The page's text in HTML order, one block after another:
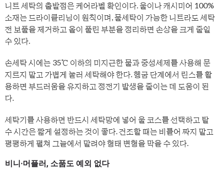
니트 세탁의 출발점은 케어라벨 확인이다. 울이나 캐시미어 100%
소재는 드라이클리닝이 원칙이며, 물세탁이 가능한 니트라도 세탁
전 보풀을 제거하고 올이 풀린 부분을 정리하면 손상을 크게 줄일
수 있다.
손세탁 시에는 35℃ 이하의 미지근한 물과 중성세제를 사용해 문
지르지 말고 가볍게 눌러 세탁해야 한다. 헹굼 단계에서 린스를 활
용하면 부드러움을 유지하고 정전기 발생을 줄이는 데 도움이 된
다.
세탁기를 사용하면 반드시 세탁망에 넣어 울 코스를 선택하고 탈
수 시간은 짧게 설정하는 것이 좋다. 건조할 때는 비틀어 짜지 말고
평평하게 펼쳐 그늘에서 말려야 형태 변형을 막을 수 있다.
비니·머플러, 소품도 예외 없다